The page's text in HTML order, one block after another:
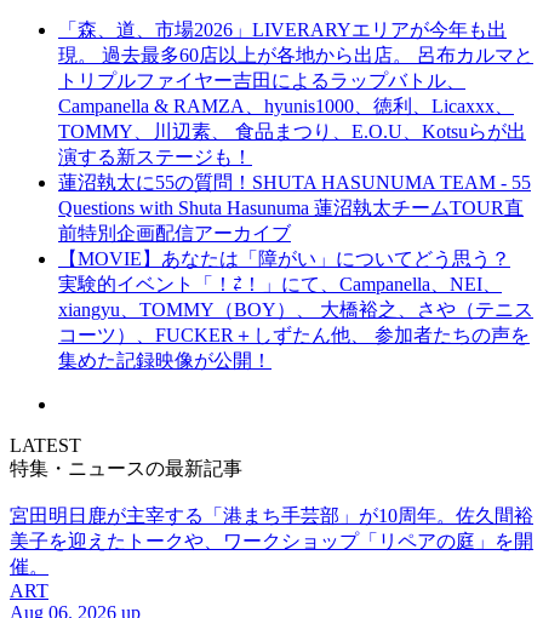
「森、道、市場2026」LIVERARYエリアが今年も出
現。 過去最多60店以上が各地から出店。 呂布カルマと
トリプルファイヤー吉田によるラップバトル、
Campanella & RAMZA、hyunis1000、徳利、Licaxxx、
TOMMY、川辺素、 食品まつり、E.O.U、Kotsuらが出
演する新ステージも！
蓮沼執太に55の質問！SHUTA HASUNUMA TEAM - 55
Questions with Shuta Hasunuma 蓮沼執太チームTOUR直
前特別企画配信アーカイブ
【MOVIE】あなたは「障がい」についてどう思う？
実験的イベント「！⇄！」にて、Campanella、NEI、
xiangyu、TOMMY（BOY）、 大橋裕之、さや（テニス
コーツ）、FUCKER＋しずたん他、 参加者たちの声を
集めた記録映像が公開！
LATEST
特集・ニュースの最新記事
宮田明日鹿が主宰する「港まち手芸部」が10周年。佐久間裕
美子を迎えたトークや、ワークショップ「リペアの庭」を開
催。
ART
Aug 06. 2026 up